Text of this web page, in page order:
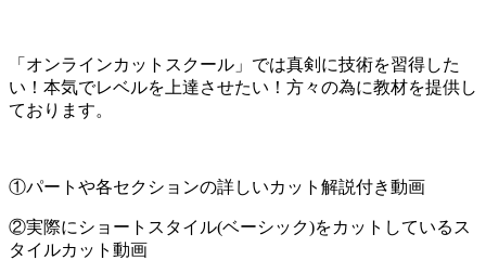
「オンラインカットスクール」では真剣に技術を習得した
い！本気でレベルを上達させたい！方々の為に教材を提供し
ております。
①パートや各セクションの詳しいカット解説付き動画
②実際にショートスタイル(ベーシック)をカットしているス
タイルカット動画